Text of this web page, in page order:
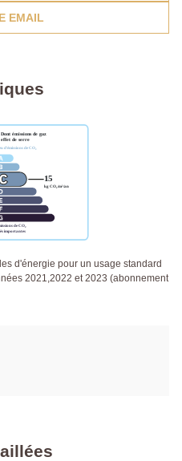
EMAIL
d'énergie pour un usage standard
2021,2022 et 2023 (abonnement